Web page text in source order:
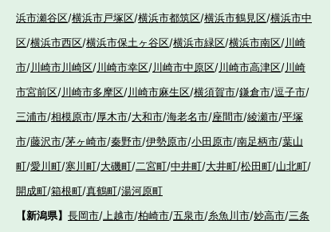
浜市瀬谷区/横浜市戸塚区/横浜市都筑区/横浜市鶴見区/横浜市中
区/横浜市西区/横浜市保土ヶ谷区/横浜市緑区/横浜市南区/川崎
市/川崎市川崎区/川崎市幸区/川崎市中原区/川崎市高津区/川崎
市宮前区/川崎市多摩区/川崎市麻生区/横須賀市/鎌倉市/逗子市/
三浦市/相模原市/厚木市/大和市/海老名市/座間市/綾瀬市/平塚
市/藤沢市/茅ヶ崎市/秦野市/伊勢原市/小田原市/南足柄市/葉山
町/愛川町/寒川町/大磯町/二宮町/中井町/大井町/松田町/山北町/
開成町/箱根町/真鶴町/湯河原町
【新潟県】 長岡市/ 上越市/柏崎市/五泉市/糸魚川市/妙高市/三条